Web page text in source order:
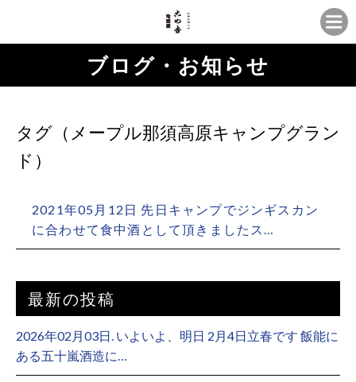
ブログ・お知らせ
タグ（メープル那須高原キャンプグラン
ド）
2021年05月12日 先日キャンプでジンギスカン
に合わせて食中酒として頂きましたス…
最新の投稿
2026年02月03日. いよいよ、明日 2月4日立春です 飯能に
ある五十嵐酒造に…